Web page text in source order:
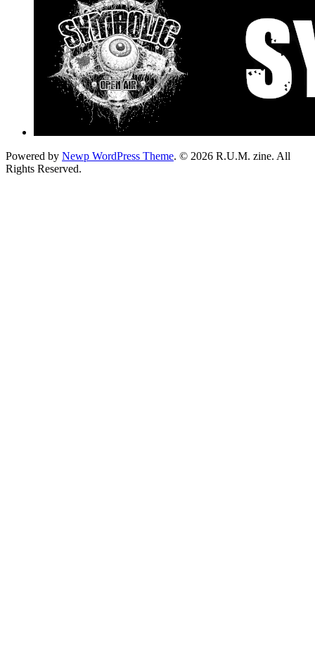
Powered by Newp WordPress Theme. © 2026 R.U.M. zine. All
Rights Reserved.